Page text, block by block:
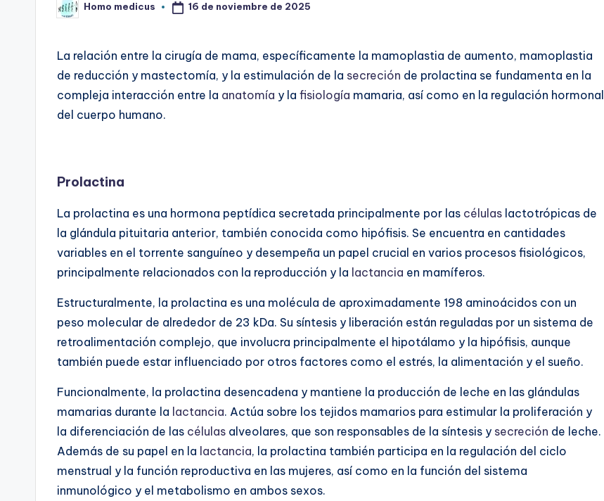
Publicado
por
Homo medicus 16 de noviembre de 2025
La relación entre la cirugía de mama, específicamente la mamoplastia de aumento, mamoplastia
de reducción y mastectomía, y la estimulación de la secreción de prolactina se fundamenta en la
compleja interacción entre la anatomía y la fisiología mamaria, así como en la regulación hormonal
del cuerpo humano.
Prolactina
La prolactina es una hormona peptídica secretada principalmente por las células lactotrópicas de
la glándula pituitaria anterior, también conocida como hipófisis. Se encuentra en cantidades
variables en el torrente sanguíneo y desempeña un papel crucial en varios procesos fisiológicos,
principalmente relacionados con la reproducción y la lactancia en mamíferos.
Estructuralmente, la prolactina es una molécula de aproximadamente 198 aminoácidos con un
peso molecular de alrededor de 23 kDa. Su síntesis y liberación están reguladas por un sistema de
retroalimentación complejo, que involucra principalmente el hipotálamo y la hipófisis, aunque
también puede estar influenciado por otros factores como el estrés, la alimentación y el sueño.
Funcionalmente, la prolactina desencadena y mantiene la producción de leche en las glándulas
mamarias durante la lactancia. Actúa sobre los tejidos mamarios para estimular la proliferación y
la diferenciación de las células alveolares, que son responsables de la síntesis y secreción de leche.
Además de su papel en la lactancia, la prolactina también participa en la regulación del ciclo
menstrual y la función reproductiva en las mujeres, así como en la función del sistema
inmunológico y el metabolismo en ambos sexos.